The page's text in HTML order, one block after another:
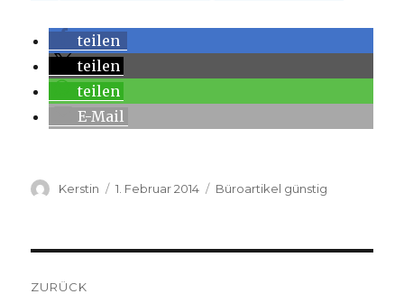
teilen
teilen
teilen
E-Mail
Autor
Kerstin
Veröffentlicht
1. Februar 2014 Kategorien
Büroartikel günstig
ZURÜCK